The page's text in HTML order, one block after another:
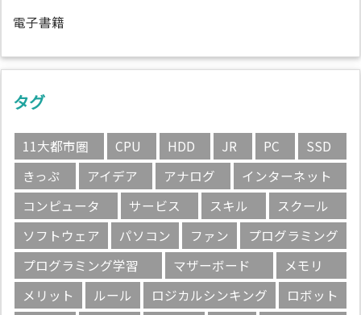
電子書籍
タグ
11大都市圏 CPU HDD JR PC
SSD
きっぷ
アイデア アナログ
インターネット
コンピュータ
サービス スキル
スクール
ソフトウェア
パソコン ファン
プログラミング
プログラミング学習
マザーボード
メモリ
メリット
ルール ロジカルシンキング
ロボット